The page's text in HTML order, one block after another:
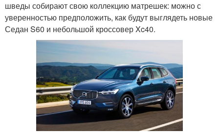
шведы собирают свою коллекцию матрешек: можно с
уверенностью предположить, как будут выглядеть новые
Седан S60 и небольшой кроссовер Xc40.